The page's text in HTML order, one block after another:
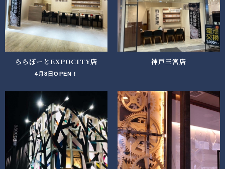
ららぽーとEXPOCITY店
4月8日OPEN！
神戸三宮店